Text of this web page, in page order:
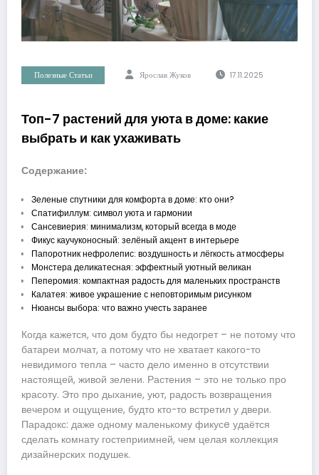
Полезные Статьи Ярослав Жуков 17.11.2025
Топ-7 растений для уюта в доме: какие
выбрать и как ухаживать
Содержание:
Зеленые спутники для комфорта в доме: кто они?
Спатифиллум: символ уюта и гармонии
Сансевиерия: минимализм, который всегда в моде
Фикус каучуконосный: зелёный акцент в интерьере
Папоротник нефролепис: воздушность и лёгкость атмосферы
Монстера деликатесная: эффектный уютный великан
Пеперомия: компактная радость для маленьких пространств
Калатея: живое украшение с неповторимым рисунком
Нюансы выбора: что важно учесть заранее
Когда кажется, что дом будто бы недогрет – не потому что
батареи молчат, а потому что не хватает какого-то
невидимого тепла – часто дело именно в отсутствии
настоящей, живой зелени. Растения – это не только про
красоту. Это про дыхание, уют, радость возвращения
вечером и ощущение, будто кто-то встретил у двери.
Парадокс: даже одному маленькому фикусe удаётся
сделать комнату гостеприимней, чем целая коллекция
дизайнерских подушек.